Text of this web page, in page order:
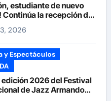
estudiante de nuevo
Continúa la recepción de
en la UACH.
2026
y Espectáculos
edición 2026 del Festival
de Jazz Armando